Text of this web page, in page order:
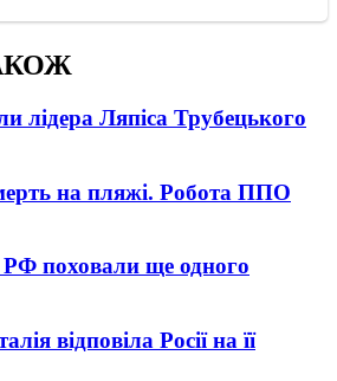
лідера Ляпіса Трубецького
на пляжі. Робота ППО
поховали ще одного
відповіла Росії на її